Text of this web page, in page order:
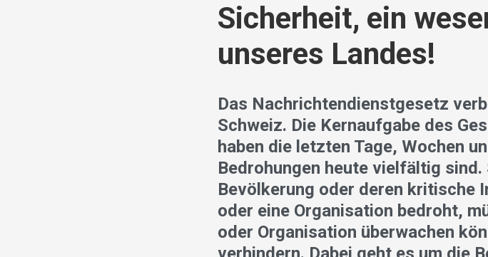
Sicherheit, ein
unseres Landes!
Das Nachrichtendienstgesetz
Schweiz. Die Kernaufgabe des
haben die letzten Tage, Wochen
Bedrohungen heute vielfältig
Bevölkerung oder deren kritische
oder eine Organisation bedroht,
oder Organisation überwachen